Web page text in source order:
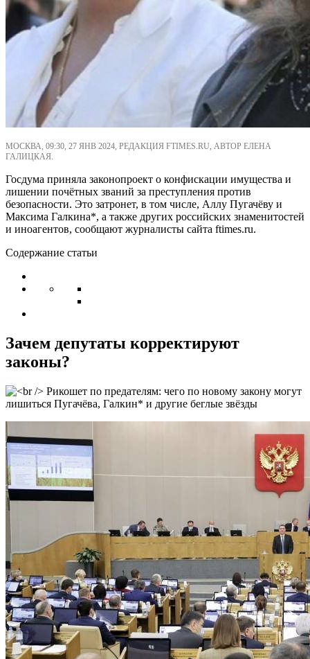
МОСКВА, 09:30, 27 ЯНВ 2024, РЕДАКЦИЯ FTIMES.RU, АВТОР ЕЛЕНА
ГАЛИЦКАЯ.
Госдума приняла законопроект о конфискации имущества и
лишении почётных званий за преступления против
безопасности. Это затронет, в том числе, Аллу Пугачёву и
Максима Галкина*, а также других российских знаменитостей
и иноагентов, сообщают журналисты сайта ftimes.ru.
Содержание статьи
Зачем депутаты корректируют
законы?